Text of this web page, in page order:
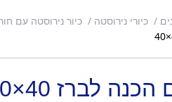
כיורי נירוסטה כיור נירוסטה עם
לברז 40×40